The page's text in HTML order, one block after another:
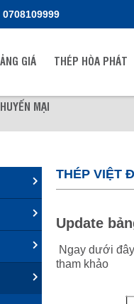
0708109999
GIÁ THÉP HÒA PHÁT
MẠI
THÉP VIỆT
Update
Ngay dưới
tham khảo